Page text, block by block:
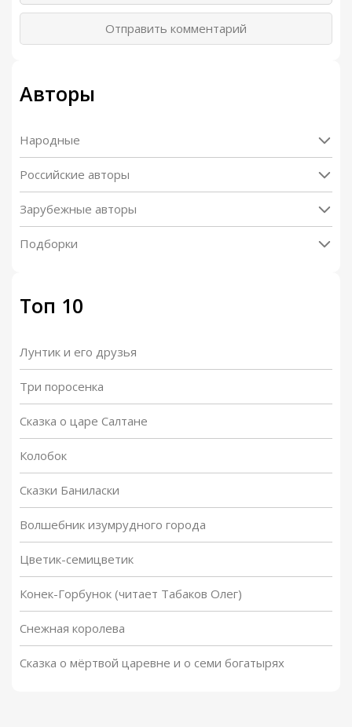
Отправить комментарий
Авторы
Народные
Российские авторы
Зарубежные авторы
Подборки
Топ 10
Лунтик и его друзья
Три поросенка
Сказка о царе Салтане
Колобок
Сказки Баниласки
Волшебник изумрудного города
Цветик-семицветик
Конек-Горбунок (читает Табаков Олег)
Снежная королева
Сказка о мёртвой царевне и о семи богатырях